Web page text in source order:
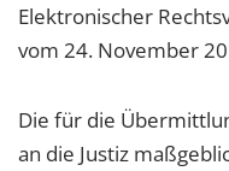
Elektronischer
vom 24. November
Die für die
an die Justiz